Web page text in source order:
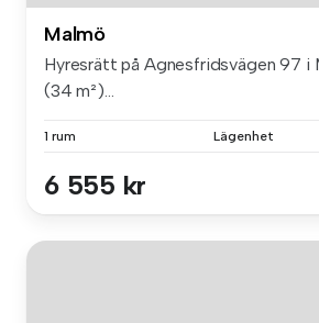
Malmö
Hyresrätt på Agnesfridsvägen 97 i
(34 m²)...
1 rum Lägenhet
6 555 kr